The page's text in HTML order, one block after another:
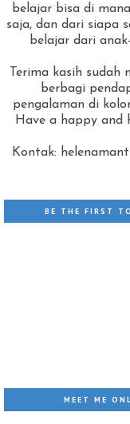
belajar bisa di
saja, dan dari siapa
belajar dari
Terima kasih sudah
berbagi
pengalaman di
Have a happy and
Kontak:
BE THE FIRST
MEET ME